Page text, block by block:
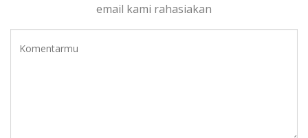
email kami rahasiakan